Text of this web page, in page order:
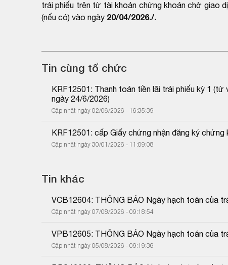
trái phiếu trên từ tài khoản chứng khoán chờ giao
(nếu có) vào ngày 20/04/2026./.
Tin cùng tổ chức
KRF12501: Thanh toán tiền lãi trái phiếu kỳ 1
ngày 24/6/2026)
Cập nhật ngày 02/06/2026 - 16:35:39
KRF12501: cấp Giấy chứng nhận đăng ký chứng
Cập nhật ngày 30/01/2026 - 11:09:08
Tin khác
VCB12604: THÔNG BÁO Ngày hạch toán của
Cập nhật ngày 07/08/2026 - 09:18:54
VPB12605: THÔNG BÁO Ngày hạch toán của
Cập nhật ngày 05/08/2026 - 09:19:36